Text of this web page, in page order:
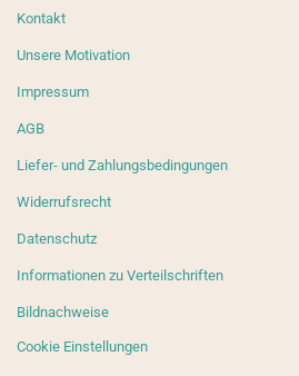
Kontakt
Unsere Motivation
Impressum
AGB
Liefer- und Zahlungsbedingungen
Widerrufsrecht
Datenschutz
Informationen zu Verteilschriften
Bildnachweise
Cookie Einstellungen